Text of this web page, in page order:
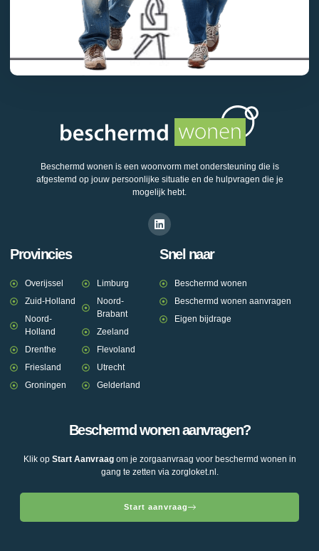
Beschermd wonen is een woonvorm met ondersteuning die is
afgestemd op jouw persoonlijke situatie en de hulpvragen die je
mogelijk hebt.
Provincies
Overijssel
Zuid-Holland
Noord-
Holland
Drenthe
Friesland
Groningen
Limburg
Noord-
Brabant
Zeeland
Flevoland
Utrecht
Gelderland
Snel naar
Beschermd wonen
Beschermd wonen aanvragen
Eigen bijdrage
Beschermd wonen aanvragen?
Klik op Start Aanvraagom je zorgaanvraag voor beschermd wonen in
gang te zetten via zorgloket.nl.
Start aanvraag